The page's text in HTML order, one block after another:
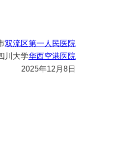
双流区第一人民医院
川大学华西空港医院
2025年12月8日